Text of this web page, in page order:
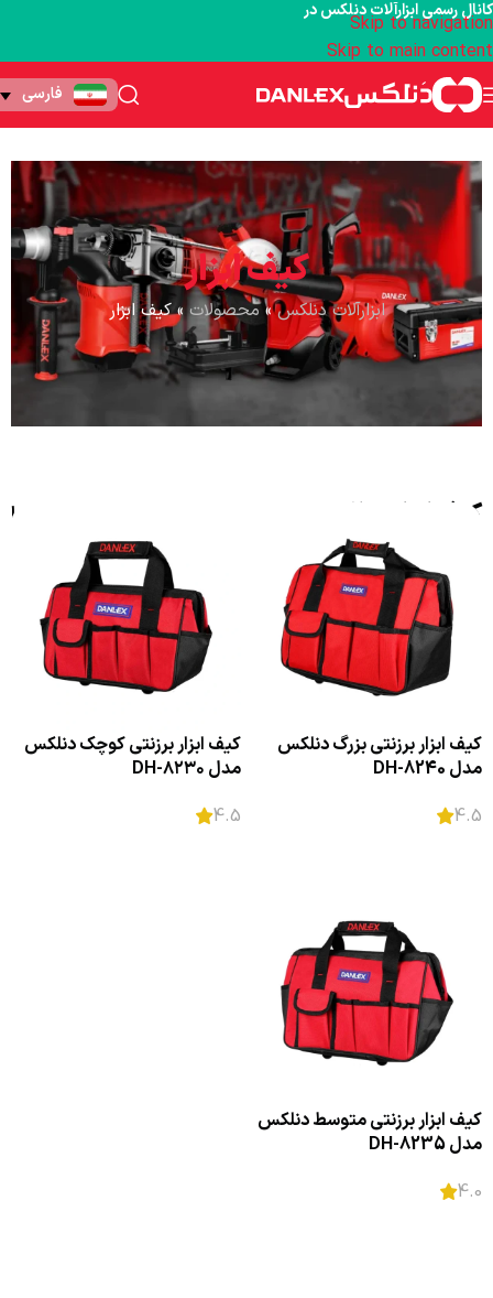
Skip to navigation
Skip to main content
کانال رسمی ابزارآلات دنلکس در
فارسی
کیف ابزار
ابزارآلات دنلکس»محصولات»کیف ابزار
کیف ابزار دنلکس فیلترها
کیف ابزار برزنتی بزرگ دنلکس
مدل DH-8240
4.5
کیف ابزار برزنتی کوچک دنلکس
مدل DH-۸۲۳۰
4.5
کیف ابزار برزنتی متوسط دنلکس
مدل DH-8235
4.0